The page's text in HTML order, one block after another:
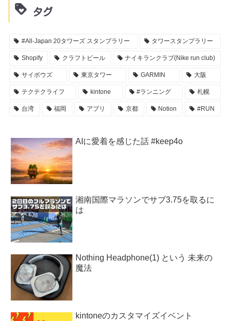
タグ
#All-Japan 20タワーズ スタンプラリー タワースタンプラリー
Shopify クラフトビール ナイキランクラブ(Nike run club)
サイボウズ 東京タワー GARMIN 大阪
テクテクライフ kintone #ランニング 札幌
台湾 福岡 アプリ 京都 Notion #RUN
AIに愛着を感じた話 #keep4o
湘南国際マラソンでサブ3.75を取るに
は
Nothing Headphone(1) という 未来の
魔法
kintoneのカスタマイズイベント